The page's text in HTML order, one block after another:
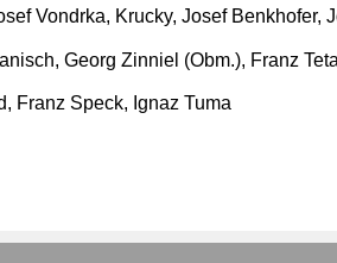
Vondrka, Krucky, Josef Benkhofer,
Georg Zinniel (Obm.), Franz
Franz Speck, Ignaz Tuma